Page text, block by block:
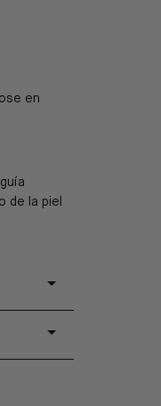
en
de la piel